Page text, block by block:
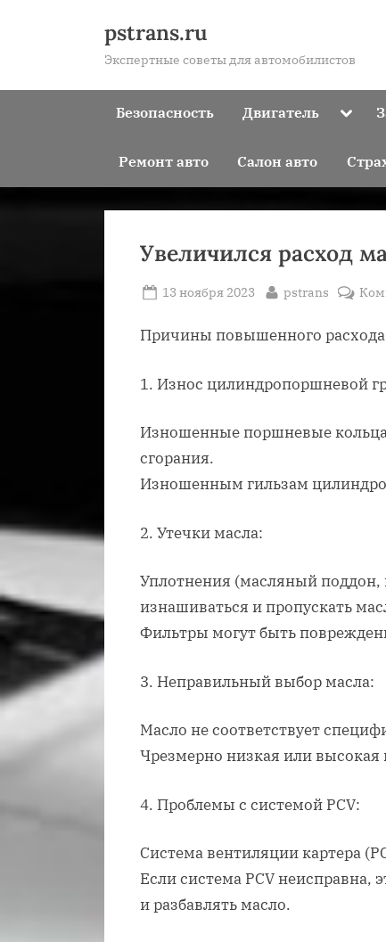
pstrans.ru
Экспертные советы для автомобилистов
Безопасность Двигатель Toggle
Ремонт авто Салон авто
Увеличился расход
Posted
13 ноября 2023 By
pstrans
Причины повышенного расхода
1. Износ цилиндропоршневой
Изношенные поршневые
сгорания.
Изношенным гильзам
2. Утечки масла:
Уплотнения (масляный
изнашиваться и пропускать
Фильтры могут быть
3. Неправильный выбор масла:
Масло не соответствует
Чрезмерно низкая или высокая
4. Проблемы с системой PCV:
Система вентиляции картера
Если система PCV неисправна,
и разбавлять масло.